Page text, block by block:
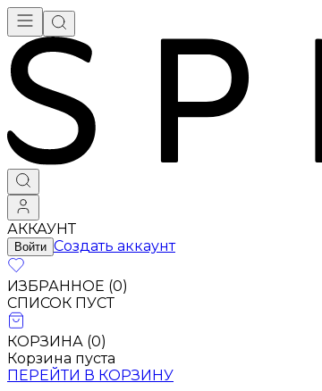
АККАУНТ
Войти Создать аккаунт
ИЗБРАННОЕ (0)
СПИСОК ПУСТ
КОРЗИНА (0)
Корзина пуста
ПЕРЕЙТИ В КОРЗИНУ